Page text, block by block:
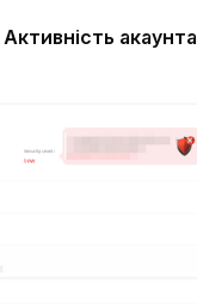
Активність акаунта